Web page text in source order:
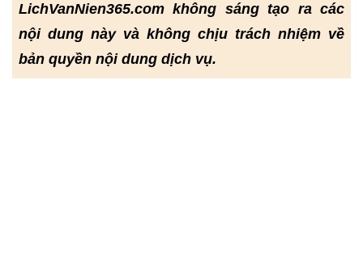
LichVanNien365.com không sáng tạo ra các
nội dung này và không chịu trách nhiệm về
bản quyền nội dung dịch vụ.